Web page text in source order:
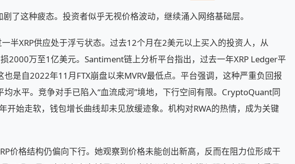
了这种疲态。投资者似乎无视价格波动，继续涌入网络基础层。
半XRP供应处于浮亏状态。过去12个月在2美元以上买入的投资人，从
2000万至1亿美元。Santiment链上分析平台指出，过去一年XRP Ledger平
是自2022年11月FTX崩盘以来MVRV最低点。平台强调，这种严重负回报
均水平。竞争对手已陷入“血流成河”境地，下行空间有限。CryptoQuant同
开始走软，钱包增长曲线却未见放缓迹象。机构对RWA的热情，成为关键
价格结构仍偏向下行。她观察到价格未能创出新高，反而在阻力位形成干